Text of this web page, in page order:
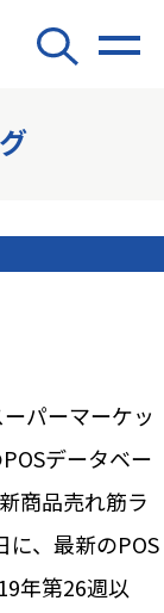
パーマーケッ
データベー
商品売れ筋ラ
に、最新のPOS
年第26週以